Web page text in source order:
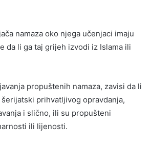
namaza oko njega učenjaci imaju
da li ga taj grijeh izvodi iz Islama ili
propuštenih namaza, zavisi da li
prihvatljivog opravdanja,
i slično, ili su propušteni
ili lijenosti.